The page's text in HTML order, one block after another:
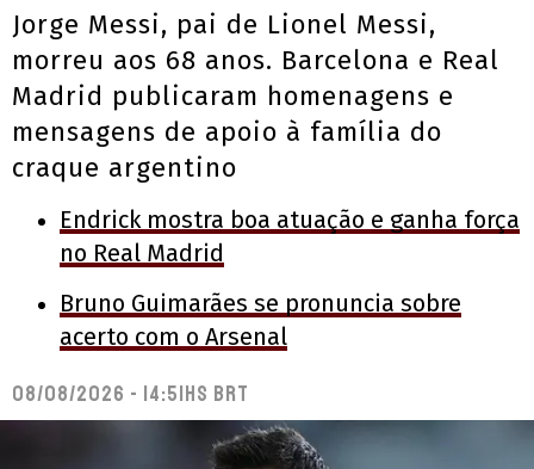
Jorge Messi, pai de Lionel Messi,
morreu aos 68 anos. Barcelona e Real
Madrid publicaram homenagens e
mensagens de apoio à família do
craque argentino
Endrick mostra boa atuação e ganha força
no Real Madrid
Bruno Guimarães se pronuncia sobre
acerto com o Arsenal
08/08/2026 - 14:51hs BRT